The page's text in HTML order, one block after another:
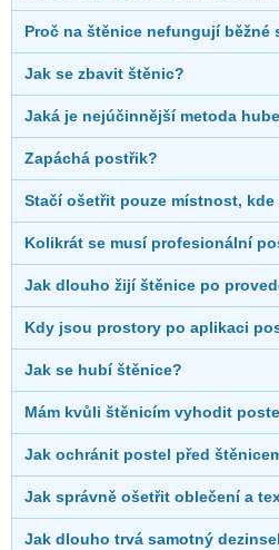
Proč na štěnice nefungují běžné
Jak se zbavit štěnic?
Jaká je nejúčinnější metoda
Zapáchá postřik?
Stačí ošetřit pouze místnost, kde
Kolikrát se musí profesionální
Jak dlouho žijí štěnice po
Kdy jsou prostory po aplikaci
Jak se hubí štěnice?
Mám kvůli štěnicím vyhodit
Jak ochránit postel před
Jak správně ošetřit oblečení a
Jak dlouho trvá samotný